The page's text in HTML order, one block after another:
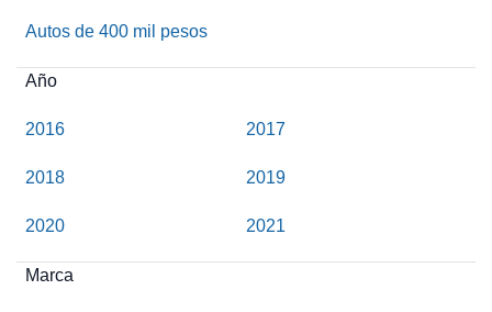
Autos de 400 mil pesos
Año
2016 2017
2018 2019
2020 2021
Marca